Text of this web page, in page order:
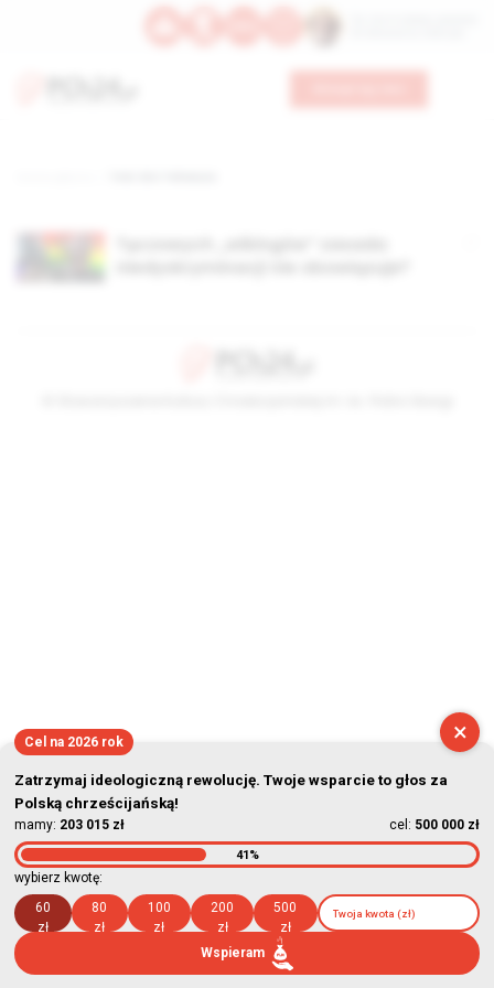
×
Cel na 2026 rok
Zatrzymaj ideologiczną rewolucję. Twoje wsparcie to głos za
Polską chrześcijańską!
mamy: 203 015 zł cel: 500 000 zł
41%
wybierz kwotę:
60
zł
80
zł
100
zł
200
zł
500
zł
Wspieram